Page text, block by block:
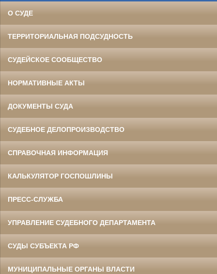
О СУДЕ
ТЕРРИТОРИАЛЬНАЯ ПОДСУДНОСТЬ
СУДЕЙСКОЕ СООБЩЕСТВО
НОРМАТИВНЫЕ АКТЫ
ДОКУМЕНТЫ СУДА
СУДЕБНОЕ ДЕЛОПРОИЗВОДСТВО
СПРАВОЧНАЯ ИНФОРМАЦИЯ
КАЛЬКУЛЯТОР ГОСПОШЛИНЫ
ПРЕСС-СЛУЖБА
УПРАВЛЕНИЕ СУДЕБНОГО ДЕПАРТАМЕНТА
СУДЫ СУБЪЕКТА РФ
МУНИЦИПАЛЬНЫЕ ОРГАНЫ ВЛАСТИ